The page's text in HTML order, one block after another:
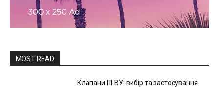
MOST READ
Клапани ПГВУ: вибір та застосування